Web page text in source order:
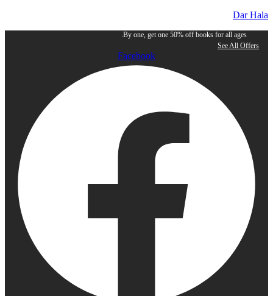
Dar Hala
By one, get one 50% off books for all ages.
See All Offers
Facebook